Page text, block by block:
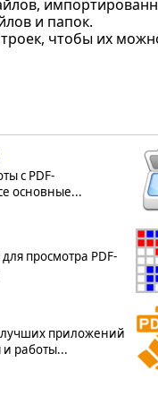
и папок.
чтобы их
с PDF-
основные...
просмотра PDF-
лучших приложений
работы...